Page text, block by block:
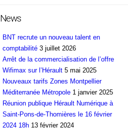
News
BNT recrute un nouveau talent en
comptabilité 3 juillet 2026
Arrêt de la commercialisation de l’offre
Wifimax sur l’Hérault 5 mai 2025
Nouveaux tarifs Zones Montpellier
Méditerranée Métropole 1 janvier 2025
Réunion publique Hérault Numérique à
Saint-Pons-de-Thomières le 16 février
2024 18h 13 février 2024